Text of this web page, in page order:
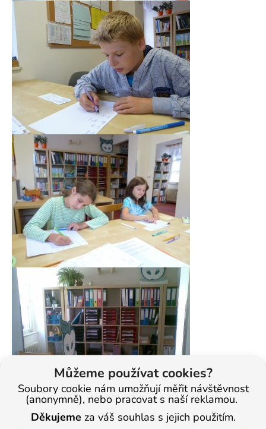
Můžeme používat cookies?
Soubory cookie nám umožňují měřit návštěvnost
(anonymně), nebo pracovat s naší reklamou.
Děkujeme za váš souhlas s jejich použitím.